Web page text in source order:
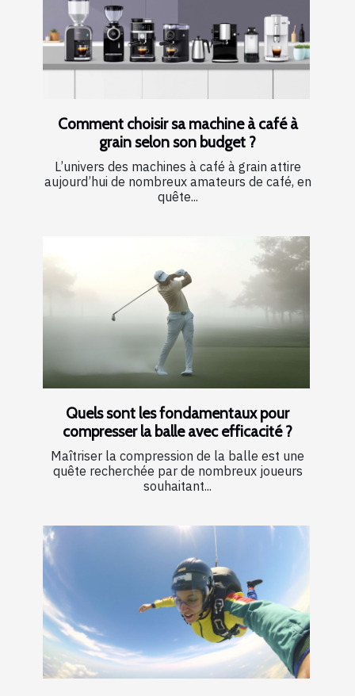
Comment choisir sa machine à café à
grain selon son budget ?
L’univers des machines à café à grain attire
aujourd’hui de nombreux amateurs de café, en
quête...
Quels sont les fondamentaux pour
compresser la balle avec efficacité ?
Maîtriser la compression de la balle est une
quête recherchée par de nombreux joueurs
souhaitant...